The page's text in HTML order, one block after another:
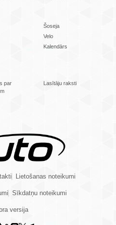
Šoseja
Velo
Kalendārs
par
Lasītāju raksti
Lietošanas noteikumi
Sīkdatņu noteikumi
versija